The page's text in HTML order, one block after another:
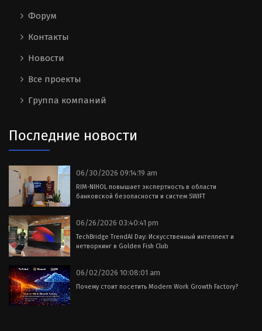
Форум
Контакты
Новости
Все проекты
Группа компаний
Последние новости
06/30/2026 09:14:19 am
RIM-NIHOL повышает экспертность в области
банковской безопасности и систем SWIFT
06/26/2026 03:40:41 pm
TechBridge TrendAI Day: Искусственный интеллект и
нетворкинг в Golden Fish Club
06/02/2026 10:08:01 am
Почему стоит посетить Modern Work Growth Factory?